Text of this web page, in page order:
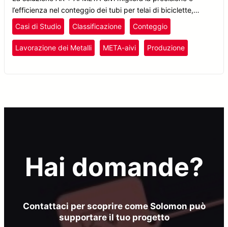
l’efficienza nel conteggio dei tubi per telai di biciclette,
riducendo gli errori e aumentando la produttività.
Casi di Studio Classificazione Conteggio
Lavorazione dei Metalli META-aivi Produzione
Hai domande?
Contattaci per scoprire come Solomon può
supportare il tuo progetto